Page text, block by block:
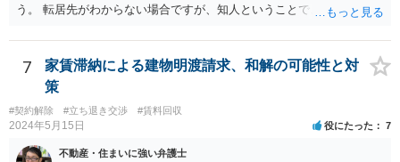
う。 転居先がわからない場合ですが、知人ということで、連絡がつく
で、適切な対応が望めない場合は、債権回収を弁護士に依頼すること
をご検討ください。
7
家賃滞納による建物明渡請求、和解の可能性と対
策
#契約解除 #立ち退き交渉 #賃料回収
2024年5月15日 役にたった 7
不動産・住まいに強い弁護士